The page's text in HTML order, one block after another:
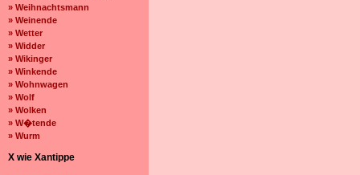
» Weihnachtsmann
» Weinende
» Wetter
» Widder
» Wikinger
» Winkende
» Wohnwagen
» Wolf
» Wolken
» W�tende
» Wurm
X wie Xantippe